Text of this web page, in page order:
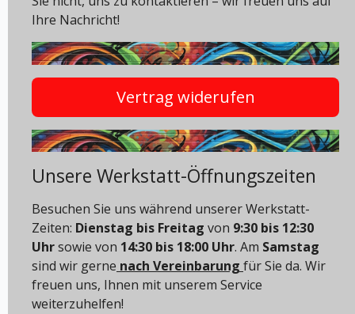
Ihre Nachricht!
Vertrag widerufen
Unsere Werkstatt-Öffnungszeiten
Besuchen Sie uns während unserer Werkstatt-
Zeiten: Dienstag bis Freitag von 9:30 bis 12:30
Uhrsowie von 14:30 bis 18:00 Uhr. Am Samstag
sind wir gerne nach Vereinbarung für Sie da. Wir
freuen uns, Ihnen mit unserem Service
weiterzuhelfen!